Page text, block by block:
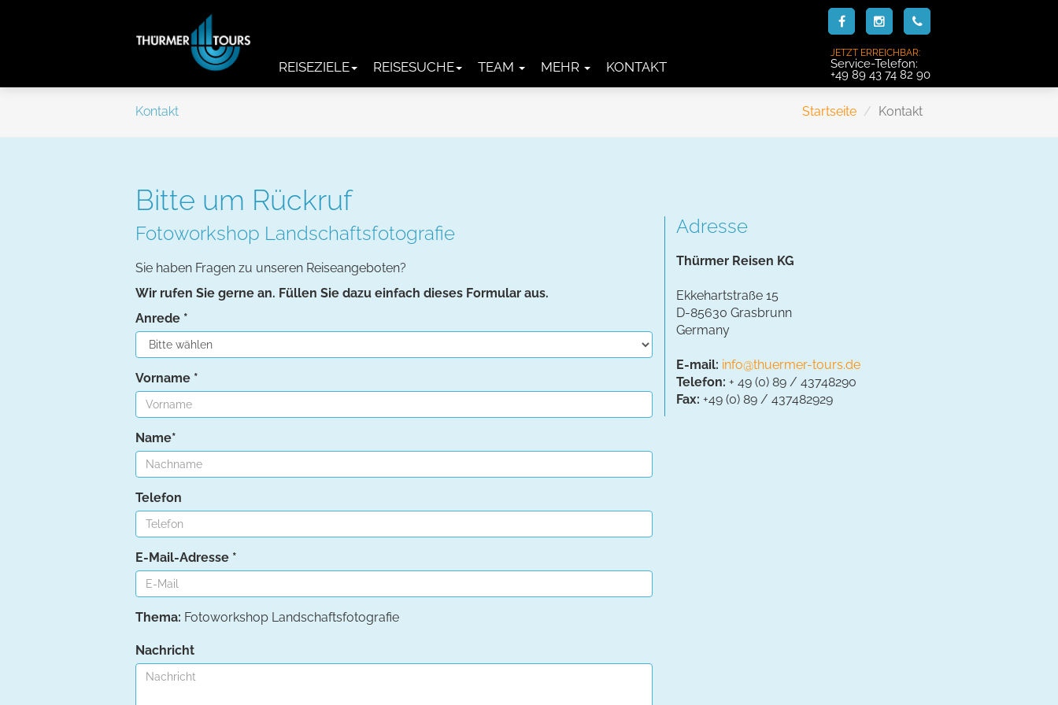
JETZT ERREICHBAR:
Service-Telefon:
+49 89 43 74 82 90
REISEZIELE REISESUCHE TEAM MEHR KONTAKT
Kontakt Startseite Kontakt
Bitte um Rückruf
Fotoworkshop Landschaftsfotografie
Sie haben Fragen zu unseren Reiseangeboten?
Wir rufen Sie gerne an. Füllen Sie dazu einfach dieses Formular aus.
Anrede *
Vorname *
Name*
Telefon
E-Mail-Adresse *
Thema: Fotoworkshop Landschaftsfotografie
Nachricht
Adresse
Thürmer Reisen KG
Ekkehartstraße 15
D-85630 Grasbrunn
Germany
E-mail: info@thuermer-tours.de
Telefon: + 49 (0) 89 / 43748290
Fax: +49 (0) 89 / 437482929